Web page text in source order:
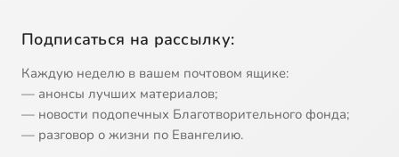
Подписаться на рассылку:
Каждую неделю в вашем почтовом ящике:
— анонсы лучших материалов;
— новости подопечных Благотворительного фонда;
— разговор о жизни по Евангелию.